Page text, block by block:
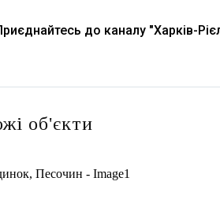
до каналу "Харків-
об'єкти